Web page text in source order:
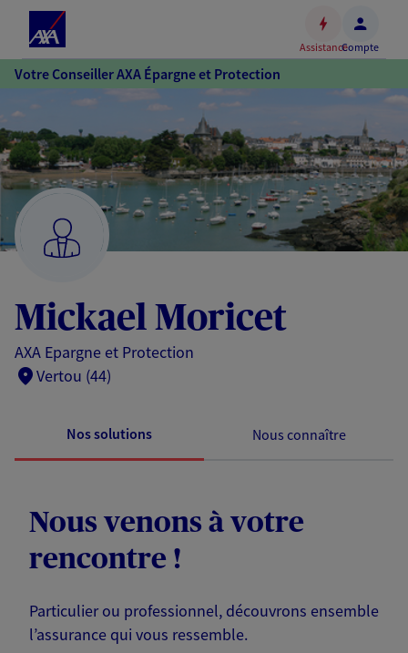
Accéder
au
contenu
principal
Accéder
au
pied
de
page
AssistanceCompte
Votre Conseiller AXA Épargne et Protection
Mickael Moricet
AXA Epargne et Protection
Vertou (44)
Nos solutions Nous connaître
Nous venons à votre
rencontre !
Particulier ou professionnel, découvrons ensemble
l’assurance qui vous ressemble.